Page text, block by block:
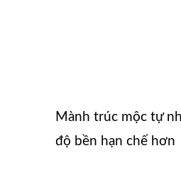
Mành trúc mộc tự
độ bền hạn chế hơn